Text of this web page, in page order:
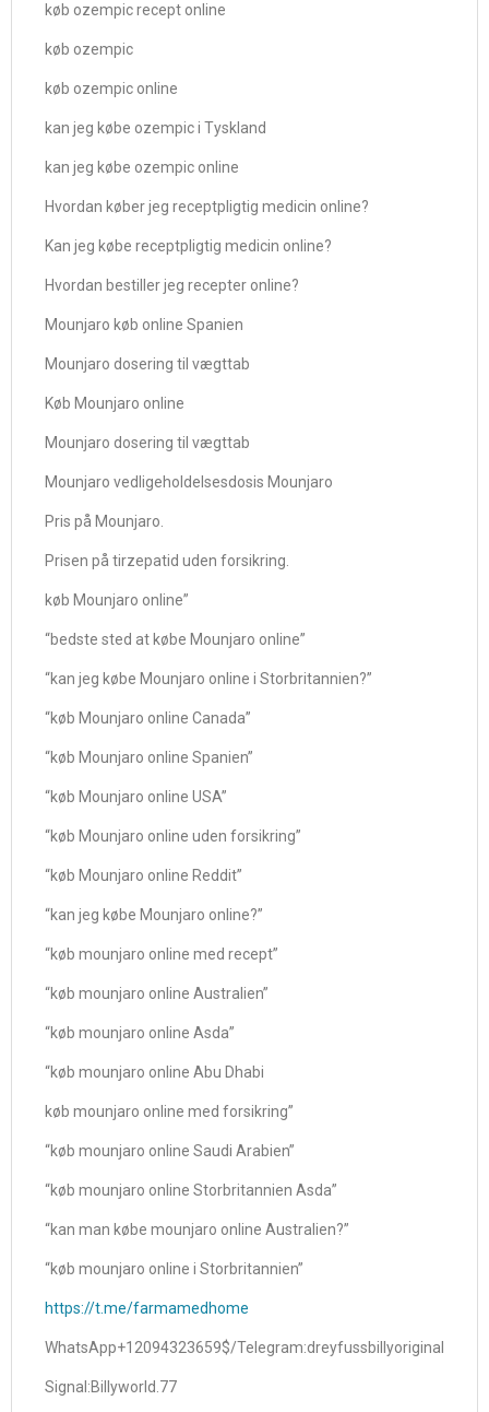
køb ozempic recept online
køb ozempic
køb ozempic online
kan jeg købe ozempic i Tyskland
kan jeg købe ozempic online
Hvordan køber jeg receptpligtig medicin online?
Kan jeg købe receptpligtig medicin online?
Hvordan bestiller jeg recepter online?
Mounjaro køb online Spanien
Mounjaro dosering til vægttab
Køb Mounjaro online
Mounjaro dosering til vægttab
Mounjaro vedligeholdelsesdosis Mounjaro
Pris på Mounjaro.
Prisen på tirzepatid uden forsikring.
køb Mounjaro online”
“bedste sted at købe Mounjaro online”
“kan jeg købe Mounjaro online i Storbritannien?”
“køb Mounjaro online Canada”
“køb Mounjaro online Spanien”
“køb Mounjaro online USA”
“køb Mounjaro online uden forsikring”
“køb Mounjaro online Reddit”
“kan jeg købe Mounjaro online?”
“køb mounjaro online med recept”
“køb mounjaro online Australien”
“køb mounjaro online Asda”
“køb mounjaro online Abu Dhabi
køb mounjaro online med forsikring”
“køb mounjaro online Saudi Arabien”
“køb mounjaro online Storbritannien Asda”
“kan man købe mounjaro online Australien?”
“køb mounjaro online i Storbritannien”
https://t.me/farmamedhome
WhatsApp+12094323659$/Telegram:dreyfussbillyoriginal
Signal:Billyworld.77